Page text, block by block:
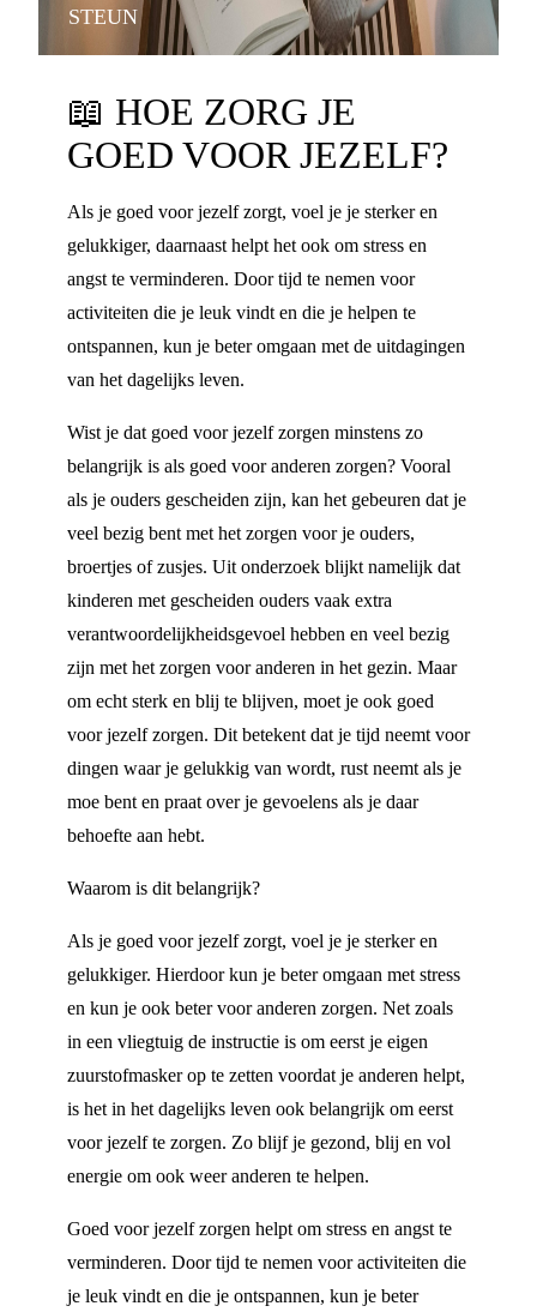
STEUN
📖 HOE ZORG JE
GOED VOOR JEZELF?
Als je goed voor jezelf zorgt, voel je je sterker en
gelukkiger, daarnaast helpt het ook om stress en
angst te verminderen. Door tijd te nemen voor
activiteiten die je leuk vindt en die je helpen te
ontspannen, kun je beter omgaan met de uitdagingen
van het dagelijks leven.
Wist je dat goed voor jezelf zorgen minstens zo
belangrijk is als goed voor anderen zorgen? Vooral
als je ouders gescheiden zijn, kan het gebeuren dat je
veel bezig bent met het zorgen voor je ouders,
broertjes of zusjes. Uit onderzoek blijkt namelijk dat
kinderen met gescheiden ouders vaak extra
verantwoordelijkheidsgevoel hebben en veel bezig
zijn met het zorgen voor anderen in het gezin. Maar
om echt sterk en blij te blijven, moet je ook goed
voor jezelf zorgen. Dit betekent dat je tijd neemt voor
dingen waar je gelukkig van wordt, rust neemt als je
moe bent en praat over je gevoelens als je daar
behoefte aan hebt.
Waarom is dit belangrijk?
Als je goed voor jezelf zorgt, voel je je sterker en
gelukkiger. Hierdoor kun je beter omgaan met stress
en kun je ook beter voor anderen zorgen. Net zoals
in een vliegtuig de instructie is om eerst je eigen
zuurstofmasker op te zetten voordat je anderen helpt,
is het in het dagelijks leven ook belangrijk om eerst
voor jezelf te zorgen. Zo blijf je gezond, blij en vol
energie om ook weer anderen te helpen.
Goed voor jezelf zorgen helpt om stress en angst te
verminderen. Door tijd te nemen voor activiteiten die
je leuk vindt en die je ontspannen, kun je beter